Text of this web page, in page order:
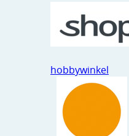
hobbywinkel